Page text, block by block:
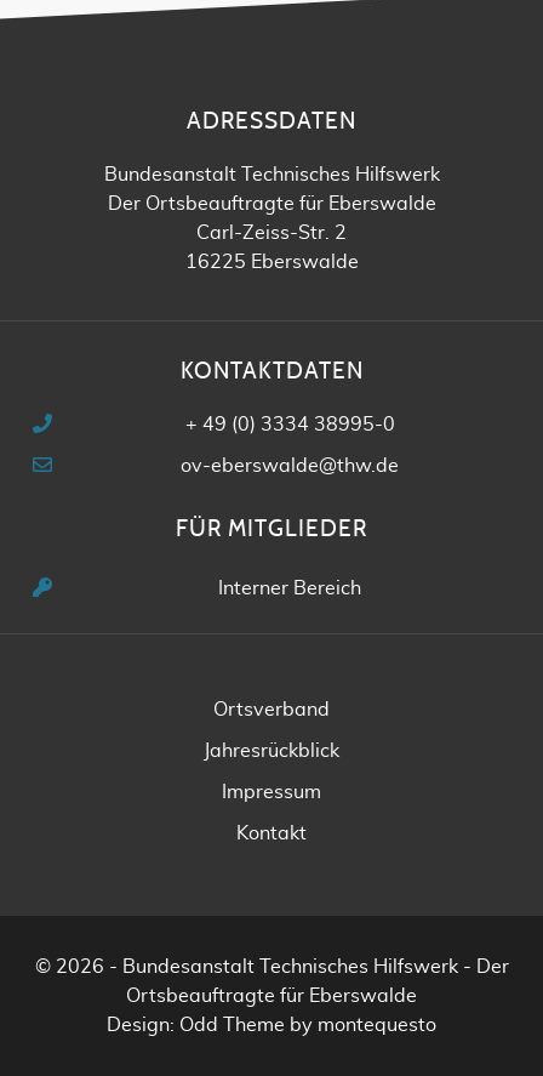
ADRESSDATEN
Bundesanstalt Technisches Hilfswerk
Der Ortsbeauftragte für Eberswalde
Carl-Zeiss-Str. 2
16225 Eberswalde
KONTAKTDATEN
+ 49 (0) 3334 38995-0
ov-eberswalde@thw.de
FÜR MITGLIEDER
Interner Bereich
Ortsverband
Jahresrückblick
Impressum
Kontakt
© 2026 - Bundesanstalt Technisches Hilfswerk - Der
Ortsbeauftragte für Eberswalde
Design: Odd Theme by montequesto